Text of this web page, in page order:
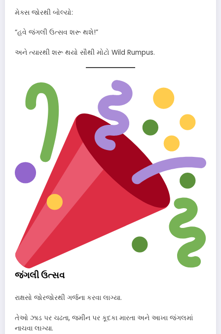
મેક્સ જોરથી બોલ્યો:
“હવે જંગલી ઉત્સવ શરૂ થશે!”
અને ત્યારથી શરૂ થયો સૌથી મોટો Wild Rumpus.
જંગલી ઉત્સવ
રાક્ષસો જોરજોરથી ગર્જના કરવા લાગ્યા.
તેઓ ઝાડ પર ચઢતા, જમીન પર કૂદકા મારતા અને આખા જંગલમાં
નાચવા લાગ્યા.